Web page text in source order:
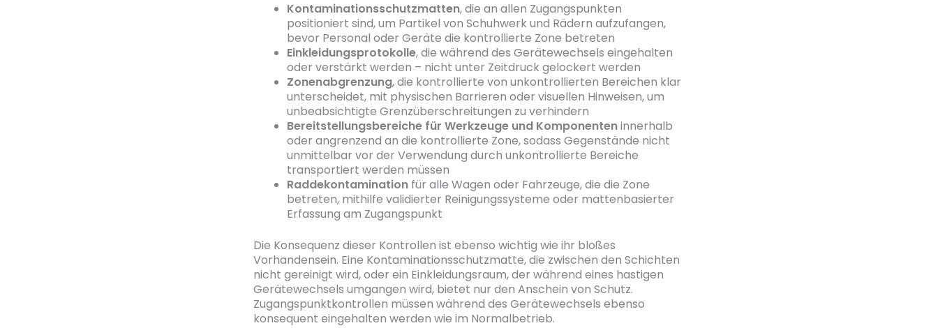
Kontaminationsschutzmatten, die an allen Zugangspunkten
positioniert sind, um Partikel von Schuhwerk und Rädern aufzufangen,
bevor Personal oder Geräte die kontrollierte Zone betreten
Einkleidungsprotokolle, die während des Gerätewechsels eingehalten
oder verstärkt werden – nicht unter Zeitdruck gelockert werden
Zonenabgrenzung, die kontrollierte von unkontrollierten Bereichen klar
unterscheidet, mit physischen Barrieren oder visuellen Hinweisen, um
unbeabsichtigte Grenzüberschreitungen zu verhindern
Bereitstellungsbereiche für Werkzeuge und Komponenteninnerhalb
oder angrenzend an die kontrollierte Zone, sodass Gegenstände nicht
unmittelbar vor der Verwendung durch unkontrollierte Bereiche
transportiert werden müssen
Raddekontaminationfür alle Wagen oder Fahrzeuge, die die Zone
betreten, mithilfe validierter Reinigungssysteme oder mattenbasierter
Erfassung am Zugangspunkt
Die Konsequenz dieser Kontrollen ist ebenso wichtig wie ihr bloßes
Vorhandensein. Eine Kontaminationsschutzmatte, die zwischen den Schichten
nicht gereinigt wird, oder ein Einkleidungsraum, der während eines hastigen
Gerätewechsels umgangen wird, bietet nur den Anschein von Schutz.
Zugangspunktkontrollen müssen während des Gerätewechsels ebenso
konsequent eingehalten werden wie im Normalbetrieb.